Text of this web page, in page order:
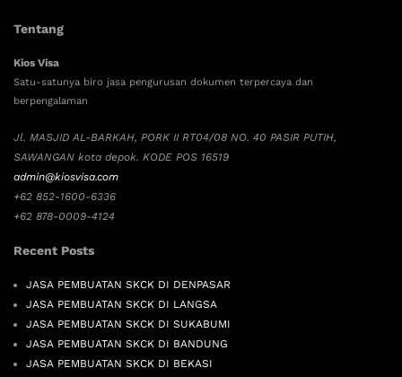
Tentang
Kios Visa
Satu-satunya biro jasa pengurusan dokumen terpercaya dan
berpengalaman
Jl. MASJID AL-BARKAH, PORK II RT04/08 NO. 40 PASIR PUTIH,
SAWANGAN kota depok. KODE POS 16519
admin@kiosvisa.com
+62 852-1600-6336
+62 878-0009-4124
Recent Posts
JASA PEMBUATAN SKCK DI DENPASAR
JASA PEMBUATAN SKCK DI LANGSA
JASA PEMBUATAN SKCK DI SUKABUMI
JASA PEMBUATAN SKCK DI BANDUNG
JASA PEMBUATAN SKCK DI BEKASI